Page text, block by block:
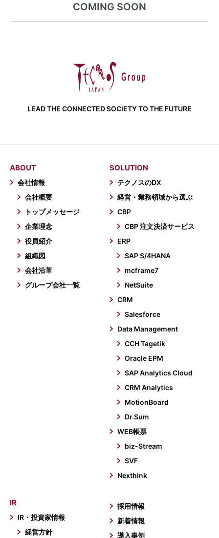
COMING SOON
LEAD THE CONNECTED SOCIETY TO THE FUTURE
ABOUT
会社情報
会社概要
トップメッセージ
企業理念
役員紹介
組織図
会社沿革
グループ会社一覧
SOLUTION
テクノスのDX
経営・業務領域から選ぶ
CBP
CBP 注文決済サービス
ERP
SAP S/4HANA
mcframe7
NetSuite
CRM
Salesforce
Data Management
CCH Tagetik
Oracle EPM
SAP Analytics Cloud
CRM Analytics
MotionBoard
Dr.Sum
WEB帳票
biz-Stream
SVF
Nexthink
IR
IR・投資家情報
経営方針
採用情報
新着情報
導入事例